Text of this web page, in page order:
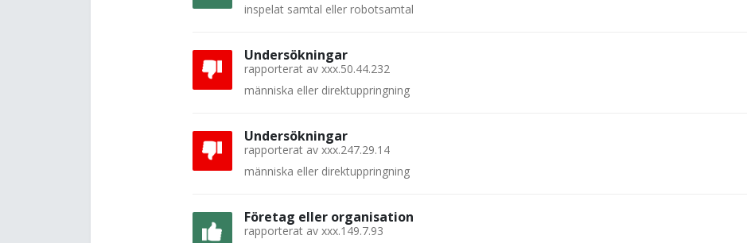
inspelat samtal eller robotsamtal
Undersökningar
rapporterat av xxx.50.44.232
människa eller direktuppringning
Undersökningar
rapporterat av xxx.247.29.14
människa eller direktuppringning
Företag eller organisation
rapporterat av xxx.149.7.93